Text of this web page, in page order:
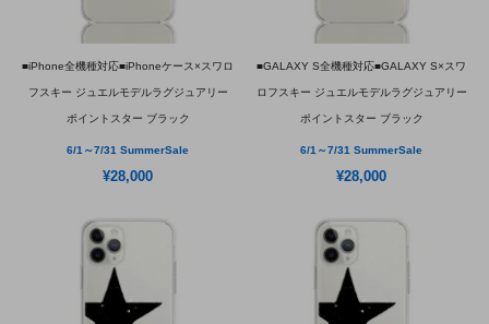
■iPhone全機種対応■iPhoneケース×スワロ
フスキー ジュエルモデルラグジュアリー
ポイントスター ブラック
6/1～7/31 SummerSale
¥28,000
■GALAXY S全機種対応■GALAXY S×スワ
ロフスキー ジュエルモデルラグジュアリー
ポイントスター ブラック
6/1～7/31 SummerSale
¥28,000